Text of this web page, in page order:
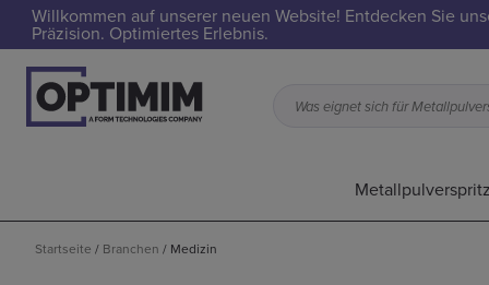
Willkommen auf unserer neuen Website! Entdecken Sie
Präzision. Optimiertes Erlebnis.
Startseite / Branchen / Medizin